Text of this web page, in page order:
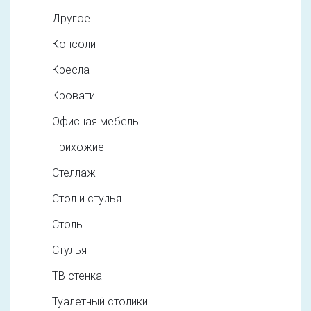
Другое
Консоли
Кресла
Кровати
Офисная мебель
Прихожие
Стеллаж
Стол и стулья
Столы
Стулья
ТВ стенка
Туалетный столики